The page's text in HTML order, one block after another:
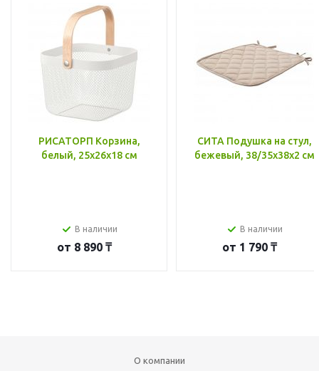
РИСАТОРП Корзина,
белый, 25x26x18 см
В наличии
от 8 890 ₸
СИТА Подушка на стул,
бежевый, 38/35x38x2 см
В наличии
от 1 790 ₸
О компании